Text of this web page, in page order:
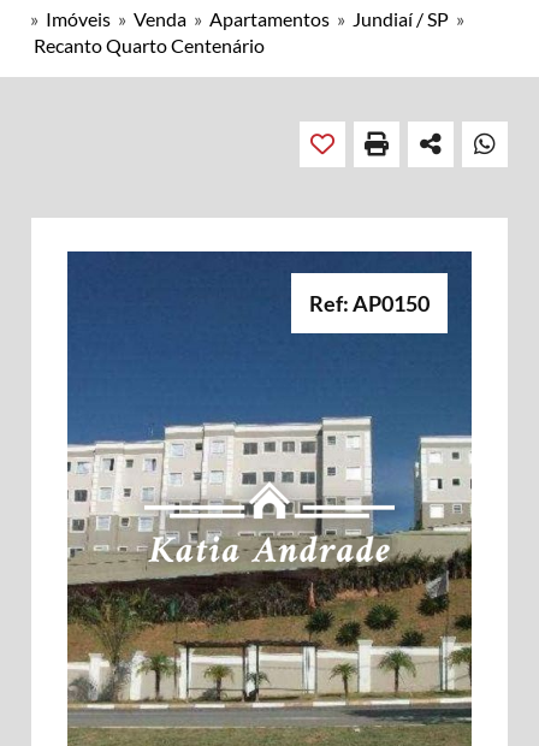
» Imóveis » Venda » Apartamentos » Jundiaí / SP »
Recanto Quarto Centenário
Ref: AP0150